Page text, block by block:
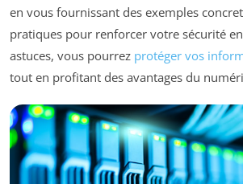
en vous fournissant des exemples
pratiques pour renforcer votre sécurité
astuces, vous pourrez protéger vos
tout en profitant des avantages du